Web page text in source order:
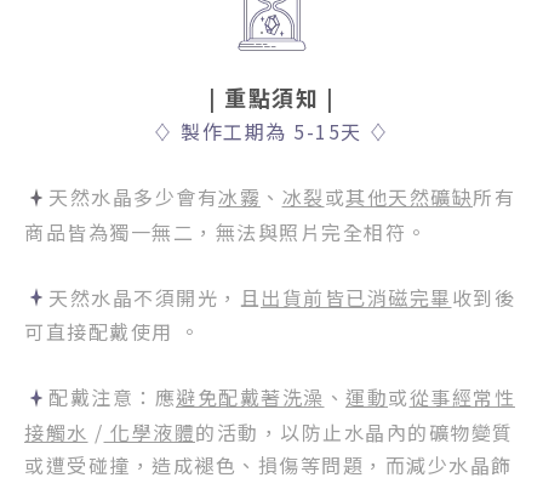
| 重點須知 |
♢ 製作工期為 5-15天 ♢
天然水晶多少會有冰霧 、 冰裂或其他天然礦缺所有
商品皆為獨一無二，無法與照片完全相符。
天然水晶不須開光，且 出貨前皆已消磁完畢收到後
可直接配戴使用 。
配戴注意：應避免配戴著洗澡 、 運動或從事經常性
接觸水 / 化學液體的活動，以防止水晶內的礦物變質
或遭受碰撞，造成褪色、損傷等問題，而減少水晶飾